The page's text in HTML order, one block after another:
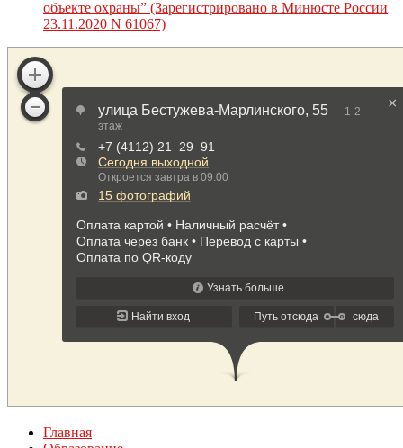
объекте охраны” (Зарегистрировано в Минюсте России
23.11.2020 N 61067)
Главная